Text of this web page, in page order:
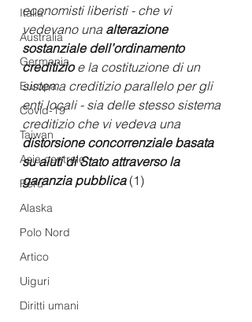
Italia
Australia
Germania
Europa
Covid-19
Taiwan
Asia centrale
Perù
Alaska
Polo Nord
Artico
Uiguri
Diritti umani
economisti liberisti - che vi
vedevano una alterazione
sostanziale dell’ordinamento
creditizio e la costituzione di un
sistema creditizio parallelo per gli
enti locali - sia delle stesso sistema
creditizio che vi vedeva una
distorsione concorrenziale basata
su aiuti di Stato attraverso la
garanzia pubblica (1)